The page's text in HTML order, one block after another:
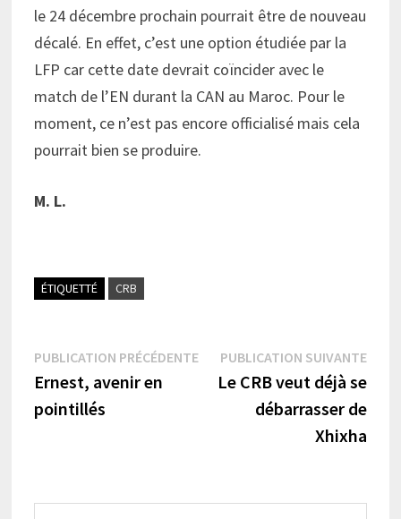
le 24 décembre prochain pourrait être de nouveau
décalé. En effet, c’est une option étudiée par la
LFP car cette date devrait coïncider avec le
match de l’EN durant la CAN au Maroc. Pour le
moment, ce n’est pas encore officialisé mais cela
pourrait bien se produire.
M. L.
ÉTIQUETTÉ CRB
Navigation
de
l’article
PUBLICATION PRÉCÉDENTEPublication
précédente :
Ernest, avenir en
pointillés
PUBLICATION SUIVANTE
Le CRB veut déjà se
débarrasser de
Xhixha